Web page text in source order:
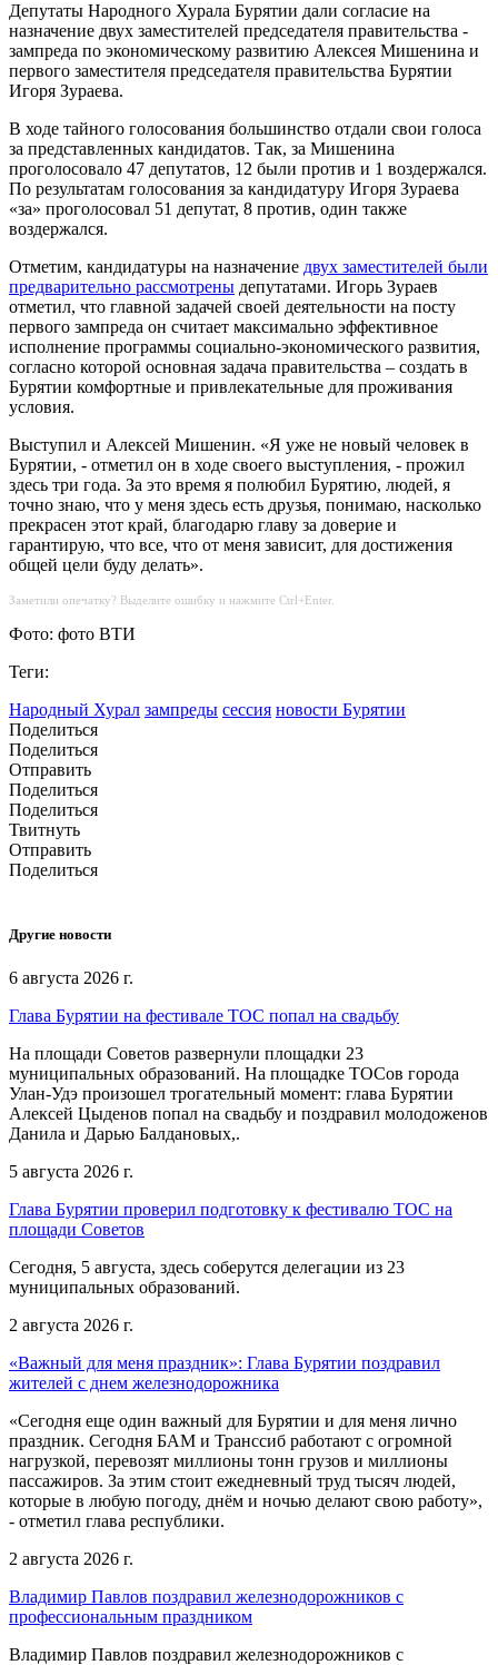
Депутаты Народного Хурала Бурятии дали согласие на
назначение двух заместителей председателя правительства -
зампреда по экономическому развитию Алексея Мишенина и
первого заместителя председателя правительства Бурятии
Игоря Зураева.
В ходе тайного голосования большинство отдали свои голоса
за представленных кандидатов. Так, за Мишенина
проголосовало 47 депутатов, 12 были против и 1 воздержался.
По результатам голосования за кандидатуру Игоря Зураева
«за» проголосовал 51 депутат, 8 против, один также
воздержался.
Отметим, кандидатуры на назначение двух заместителей были
предварительно рассмотрены депутатами. Игорь Зураев
отметил, что главной задачей своей деятельности на посту
первого зампреда он считает максимально эффективное
исполнение программы социально-экономического развития,
согласно которой основная задача правительства – создать в
Бурятии комфортные и привлекательные для проживания
условия.
Выступил и Алексей Мишенин. «Я уже не новый человек в
Бурятии, - отметил он в ходе своего выступления, - прожил
здесь три года. За это время я полюбил Бурятию, людей, я
точно знаю, что у меня здесь есть друзья, понимаю, насколько
прекрасен этот край, благодарю главу за доверие и
гарантирую, что все, что от меня зависит, для достижения
общей цели буду делать».
Заметили опечатку? Выделите ошибку и нажмите Ctrl+Enter.
Фото: фото ВТИ
Теги:
Народный Хурал зампреды сессия новости Бурятии
Поделиться
Поделиться
Отправить
Поделиться
Поделиться
Твитнуть
Отправить
Поделиться
Другие новости
6 августа 2026 г.
Глава Бурятии на фестивале ТОС попал на свадьбу
На площади Советов развернули площадки 23
муниципальных образований. На площадке ТОСов города
Улан-Удэ произошел трогательный момент: глава Бурятии
Алексей Цыденов попал на свадьбу и поздравил молодоженов
Данила и Дарью Балдановых,.
5 августа 2026 г.
Глава Бурятии проверил подготовку к фестивалю ТОС на
площади Советов
Сегодня, 5 августа, здесь соберутся делегации из 23
муниципальных образований.
2 августа 2026 г.
«Важный для меня праздник»: Глава Бурятии поздравил
жителей с днем железнодорожника
«Сегодня еще один важный для Бурятии и для меня лично
праздник. Сегодня БАМ и Транссиб работают с огромной
нагрузкой, перевозят миллионы тонн грузов и миллионы
пассажиров. За этим стоит ежедневный труд тысяч людей,
которые в любую погоду, днём и ночью делают свою работу»,
- отметил глава республики.
2 августа 2026 г.
Владимир Павлов поздравил железнодорожников с
профессиональным праздником
Владимир Павлов поздравил железнодорожников с